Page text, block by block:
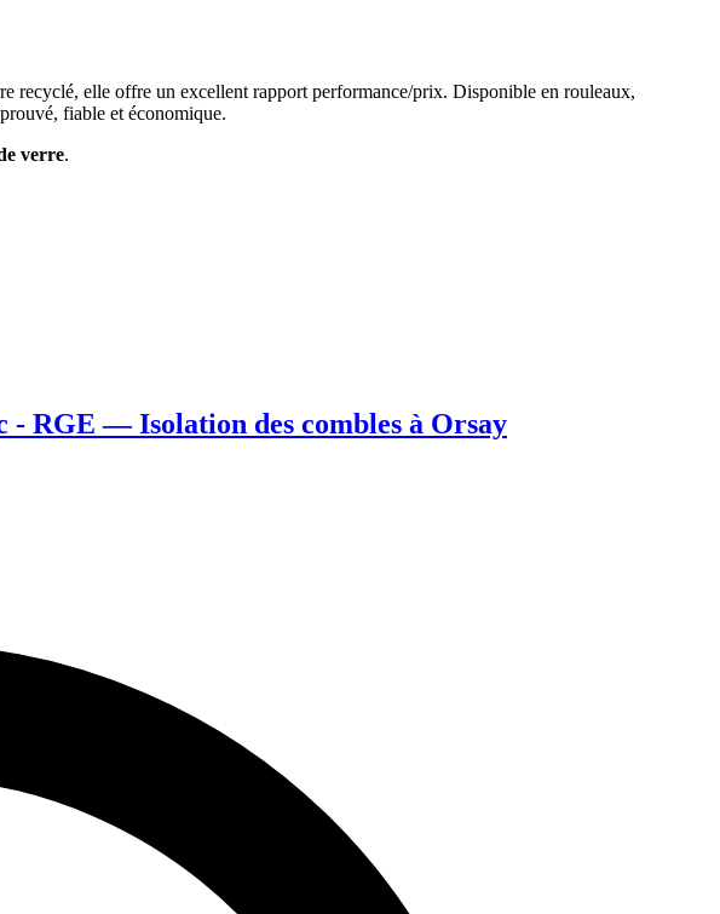
recyclé, elle offre un excellent rapport performance/prix. Disponible en rouleaux,
fiable et économique.
verre.
RGE — Isolation des combles à Orsay